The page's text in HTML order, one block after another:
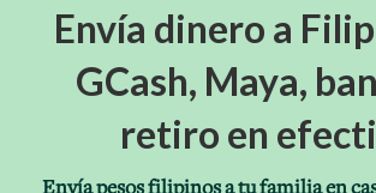
Envía dinero a
GCash, Maya,
retiro en
Envía pesos filipinos a tu familia en